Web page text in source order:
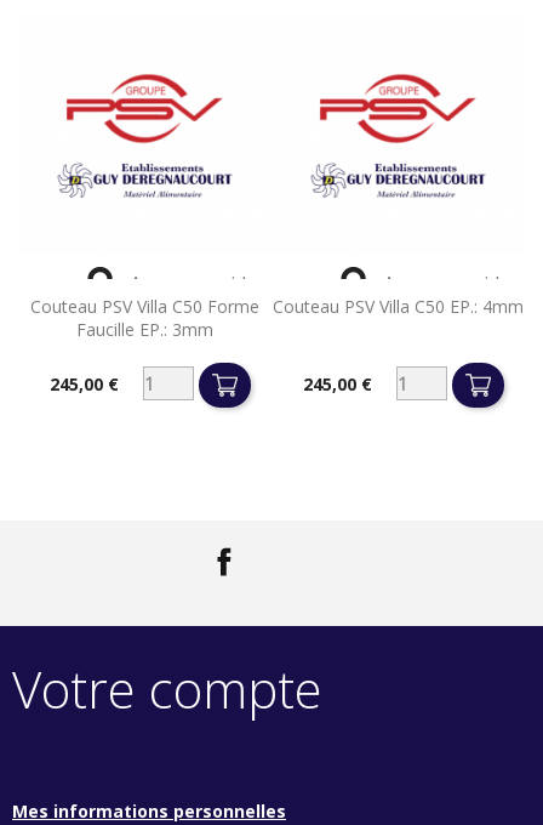
Couteau PSV Villa C50 Forme
Faucille EP.: 3mm
Prix245,00 €
 Aperçu rapide
Couteau PSV Villa C50 EP.: 4mm
Prix245,00 €
 Aperçu rapide
Votre compte
Mes informations personnelles